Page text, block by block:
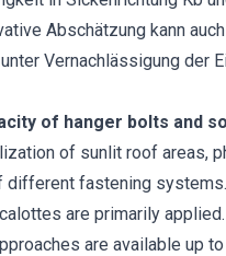
Abschätzung kann
Vernachlässigung der
of hanger bolts and
of sunlit roof areas,
different fastening
are primarily
are available up